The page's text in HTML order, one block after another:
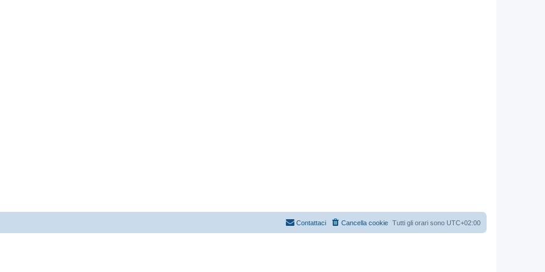
Tutti gli orari sono UTC+02:00
Cancella cookie
Contattaci